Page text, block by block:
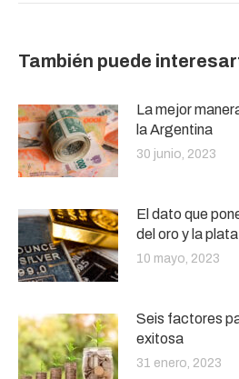
También puede
La mejor
la Argentina
30 junio, 2023
El dato que
del oro y la plata
10 mayo, 2023
Seis factores
exitosa
31 enero, 2023